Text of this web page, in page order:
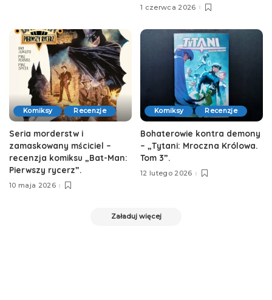
1 czerwca 2026
Komiksy Recenzje
Seria morderstw i
zamaskowany mściciel –
recenzja komiksu „Bat-Man:
Pierwszy rycerz”.
10 maja 2026
Komiksy Recenzje
Bohaterowie kontra demony
– „Tytani: Mroczna Królowa.
Tom 3”.
12 lutego 2026
Załaduj więcej